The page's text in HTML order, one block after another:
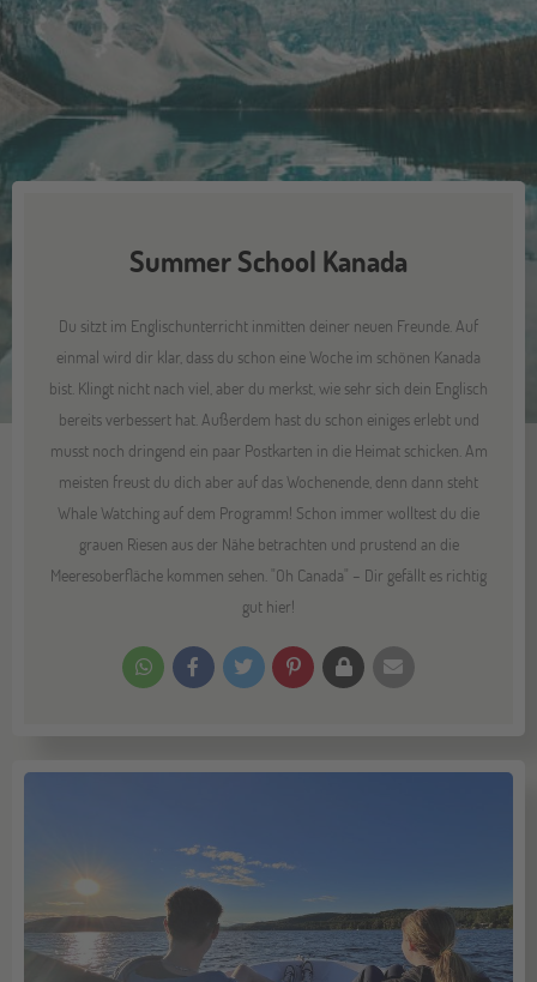
Summer School Kanada
Du sitzt im Englischunterricht inmitten deiner neuen Freunde. Auf
einmal wird dir klar, dass du schon eine Woche im schönen Kanada
bist. Klingt nicht nach viel, aber du merkst, wie sehr sich dein Englisch
bereits verbessert hat. Außerdem hast du schon einiges erlebt und
musst noch dringend ein paar Postkarten in die Heimat schicken. Am
meisten freust du dich aber auf das Wochenende, denn dann steht
Whale Watching auf dem Programm! Schon immer wolltest du die
grauen Riesen aus der Nähe betrachten und prustend an die
Meeresoberfläche kommen sehen. "Oh Canada" – Dir gefällt es richtig
gut hier!